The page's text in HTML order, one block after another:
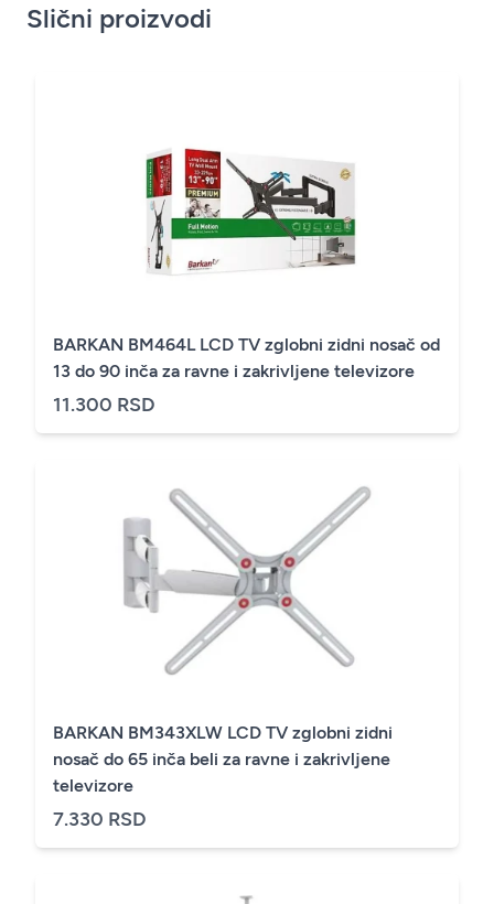
Slični proizvodi
BARKAN BM464L LCD TV zglobni zidni nosač od
13 do 90 inča za ravne i zakrivljene televizore
11.300 RSD
BARKAN BM343XLW LCD TV zglobni zidni
nosač do 65 inča beli za ravne i zakrivljene
televizore
7.330 RSD